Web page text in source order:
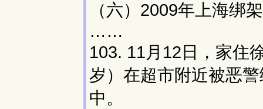
（六）2009年上海绑
……
103. 11月12日，家住
岁）在超市附近被恶
中。